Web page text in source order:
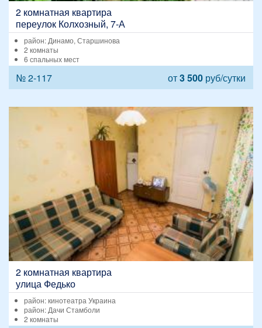
2 комнатная квартира
переулок Колхозный, 7-А
район: Динамо, Старшинова
2 комнаты
6 спальных мест
№ 2-117 от3 500 руб/сутки
2 комнатная квартира
улица Федько
район: кинотеатра Украина
район: Дачи Стамболи
2 комнаты